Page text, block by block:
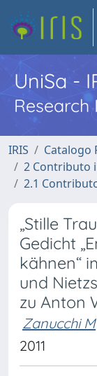
UniSa -
IRIS
Catalogo
2 Contributo
2.1
„Stille
Gedicht
kähnen“
und
zu Anton
Zanucchi M
2011